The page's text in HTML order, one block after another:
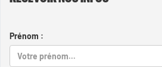
Prénom :